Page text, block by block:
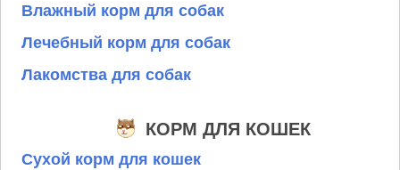
Влажный корм для собак
Лечебный корм для собак
Лакомства для собак
КОРМ ДЛЯ КОШЕК
Сухой корм для кошек